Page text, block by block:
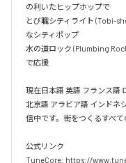
の利いたヒップホップで
とび職シティライト (Tobi-
なシティポップ
水の道ロック (Plumbing
で応援
現在日本語 英語 フランス語
北京語 アラビア語 インドネ
信中です。街をつくるすべ
公式リンク
TuneCore: https://